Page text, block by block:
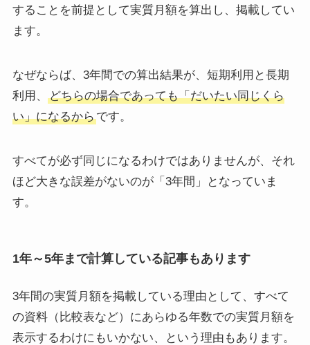
することを前提として実質月額を算出し、掲載してい
ます。
なぜならば、3年間での算出結果が、短期利用と長期
利用、
どちらの場合であっても「だいたい同じくら
い」になるからです。
すべてが必ず同じになるわけではありませんが、それ
ほど大きな誤差がないのが「3年間」となっていま
す。
1年～5年まで計算している記事もあります
3年間の実質月額を掲載している理由として、すべて
の資料（比較表など）にあらゆる年数での実質月額を
表示するわけにもいかない、という理由もあります。